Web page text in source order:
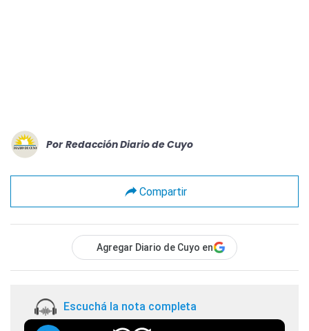
Por Redacción Diario de Cuyo
Compartir
Agregar Diario de Cuyo en
Escuchá la nota completa